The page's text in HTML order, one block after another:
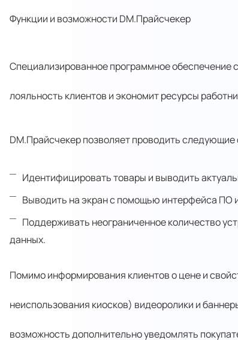
Функции и возможности DM.Прайсчекер
Специализированное программное обеспечение
лояльность клиентов и экономит ресурсы
DM.Прайсчекер позволяет проводить следующие
Идентифицировать товары и выводить
Выводить на экран с помощью интерфейса
Поддерживать неограниченное количество
данных.
Помимо информирования клиентов о цене и
неиспользования киосков) видеоролики и
возможность дополнительно уведомлять